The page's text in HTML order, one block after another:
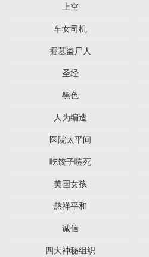
上空
车女司机
掘墓盗尸人
圣经
黑色
人为编造
医院太平间
吃饺子噎死
美国女孩
慈祥平和
诚信
四大神秘组织